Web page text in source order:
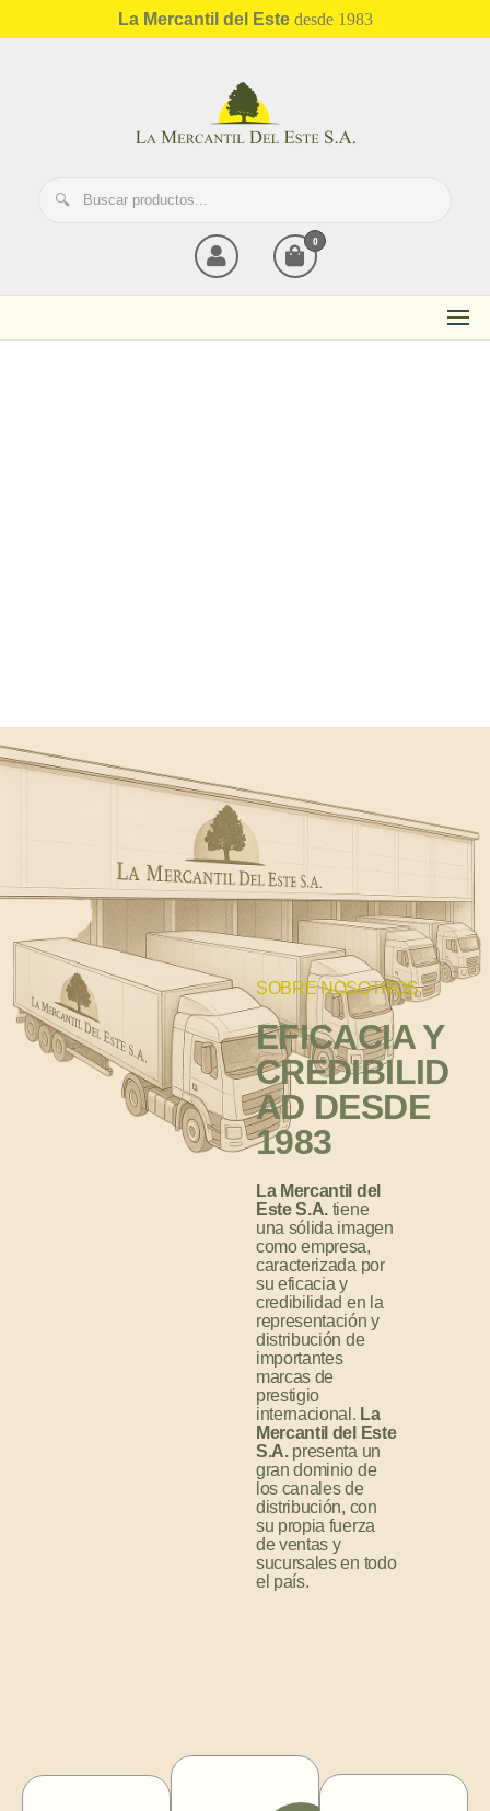
La Mercantil del Este desde 1983
0
SOBRE NOSOTROS
EFICACIA Y
CREDIBILID
AD DESDE
1983
La Mercantil del
Este S.A. tiene
una sólida imagen
como empresa,
caracterizada por
su eficacia y
credibilidad en la
representación y
distribución de
importantes
marcas de
prestigio
internacional. La
Mercantil del Este
S.A.presenta un
gran dominio de
los canales de
distribución, con
su propia fuerza
de ventas y
sucursales en todo
el país.